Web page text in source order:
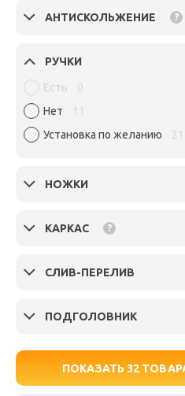
АНТИСКОЛЬЖЕНИЕ ?
РУЧКИ
Есть
0
Нет
11
Установка по желанию
21
НОЖКИ
КАРКАС ?
СЛИВ-ПЕРЕЛИВ
ПОДГОЛОВНИК
ПОКАЗАТЬ 32